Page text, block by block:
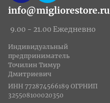
info@migliorestore.ru
9.00 - 21.00 Ежедневно
Индивидуальный
предприниматель
Точилин Тимур
Дмитриевич
ИНН 772874566189 ОГРНИП
325508100020350